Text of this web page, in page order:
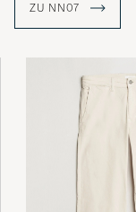
kennengelernt
Sprache der Mode
NN07, 2007
Liebe zum Detail
Kleidungsstück
Handwerkskunst,
Sorgfalt und
wertzuschätzen.
erscheint,
beeindruckende
ZU NN07